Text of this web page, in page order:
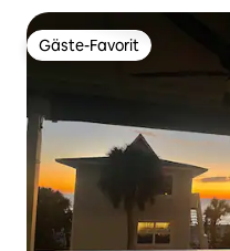
Gäste-Favorit
Gäste-Favorit